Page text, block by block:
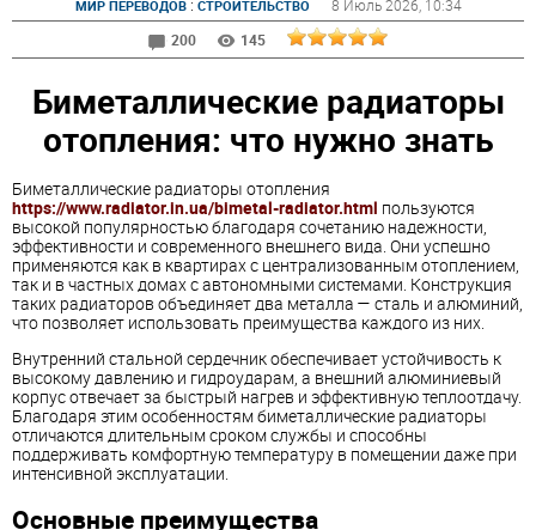
МИР ПЕРЕВОДОВ СТРОИТЕЛЬСТВО 8 Июль 2026 , 10:34
200
145
Биметаллические радиаторы
отопления: что нужно знать
Биметаллические радиаторы отопления
https://www.radiator.in.ua/bimetal-radiator.html пользуются
высокой популярностью благодаря сочетанию надежности,
эффективности и современного внешнего вида. Они успешно
применяются как в квартирах с централизованным отоплением,
так и в частных домах с автономными системами. Конструкция
таких радиаторов объединяет два металла — сталь и алюминий,
что позволяет использовать преимущества каждого из них.
Внутренний стальной сердечник обеспечивает устойчивость к
высокому давлению и гидроударам, а внешний алюминиевый
корпус отвечает за быстрый нагрев и эффективную теплоотдачу.
Благодаря этим особенностям биметаллические радиаторы
отличаются длительным сроком службы и способны
поддерживать комфортную температуру в помещении даже при
интенсивной эксплуатации.
Основные преимущества